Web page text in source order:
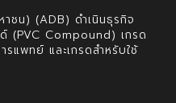
น) (ADB) ดำเนินธุรกิจ
(PVC Compound) เกรด
รแพทย์ และเกรดสำหรับใช้